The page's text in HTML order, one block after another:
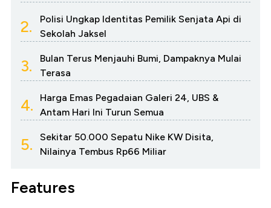
2.
Polisi Ungkap Identitas Pemilik Senjata Api di
Sekolah Jaksel
3.
Bulan Terus Menjauhi Bumi, Dampaknya Mulai
Terasa
4.
Harga Emas Pegadaian Galeri 24, UBS &
Antam Hari Ini Turun Semua
5.
Sekitar 50.000 Sepatu Nike KW Disita,
Nilainya Tembus Rp66 Miliar
Features